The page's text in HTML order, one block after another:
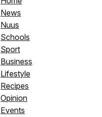
News
Nuus
Schools
Sport
Business
Lifestyle
Recipes
Opinion
Events